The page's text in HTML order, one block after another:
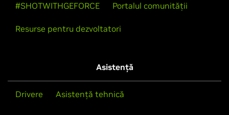
#SHOTWITHGEFORCE Portalul comunității
Resurse pentru dezvoltatori
Asistență
Drivere Asistență tehnică